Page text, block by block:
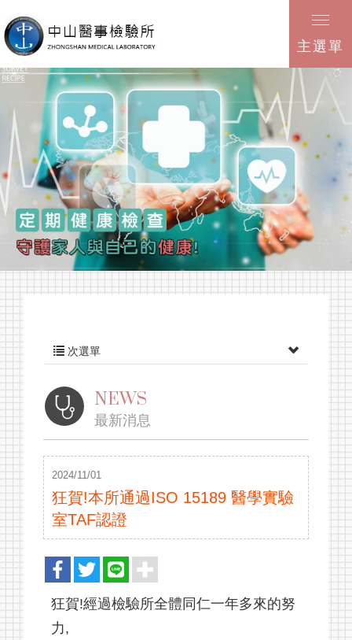
主選單
次選單
NEWS
最新消息
2024/11/01
狂賀!本所通過ISO 15189 醫學實驗
室TAF認證
狂賀!經過檢驗所全體同仁一年多來的努
力,